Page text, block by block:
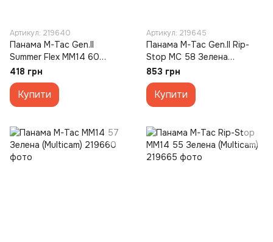
Артикул: 219640
Панама M-Tac Gen.II
Summer Flex MM14 60
Зелена (Multicam)
418 грн
Купити
Артикул: 219645
Панама M-Tac Gen.II Rip-
Stop MC 58 Зелена
(Multicam)
853 грн
Купити